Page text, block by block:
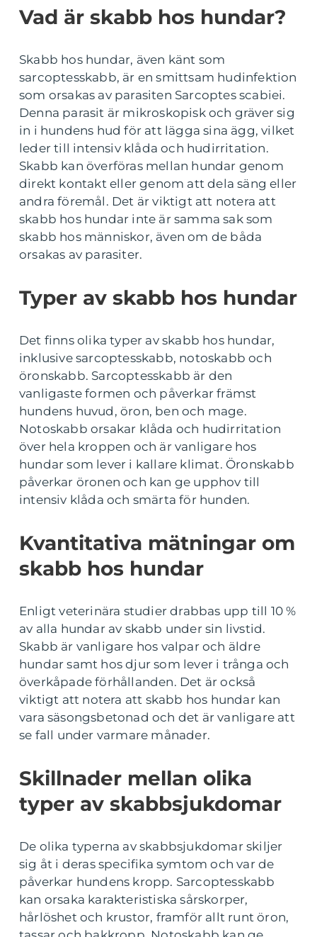
Vad är skabb hos hundar?
Skabb hos hundar, även känt som
sarcoptesskabb, är en smittsam hudinfektion
som orsakas av parasiten Sarcoptes scabiei.
Denna parasit är mikroskopisk och gräver sig
in i hundens hud för att lägga sina ägg, vilket
leder till intensiv klåda och hudirritation.
Skabb kan överföras mellan hundar genom
direkt kontakt eller genom att dela säng eller
andra föremål. Det är viktigt att notera att
skabb hos hundar inte är samma sak som
skabb hos människor, även om de båda
orsakas av parasiter.
Typer av skabb hos hundar
Det finns olika typer av skabb hos hundar,
inklusive sarcoptesskabb, notoskabb och
öronskabb. Sarcoptesskabb är den
vanligaste formen och påverkar främst
hundens huvud, öron, ben och mage.
Notoskabb orsakar klåda och hudirritation
över hela kroppen och är vanligare hos
hundar som lever i kallare klimat. Öronskabb
påverkar öronen och kan ge upphov till
intensiv klåda och smärta för hunden.
Kvantitativa mätningar om
skabb hos hundar
Enligt veterinära studier drabbas upp till 10 %
av alla hundar av skabb under sin livstid.
Skabb är vanligare hos valpar och äldre
hundar samt hos djur som lever i trånga och
överkåpade förhållanden. Det är också
viktigt att notera att skabb hos hundar kan
vara säsongsbetonad och det är vanligare att
se fall under varmare månader.
Skillnader mellan olika
typer av skabbsjukdomar
De olika typerna av skabbsjukdomar skiljer
sig åt i deras specifika symtom och var de
påverkar hundens kropp. Sarcoptesskabb
kan orsaka karakteristiska sårskorper,
hårlöshet och krustor, framför allt runt öron,